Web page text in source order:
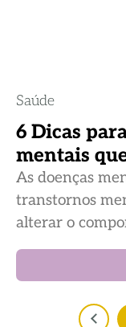
Saúde
6 Dicas
mentais
As doenças
transtornos
alterar o